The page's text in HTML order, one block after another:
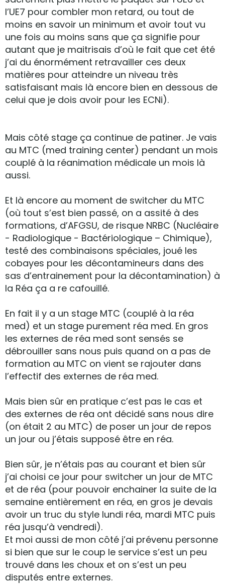
l’UE7 pour combler mon retard, ou tout de
moins en savoir un minimum et avoir tout vu
une fois au moins sans que ça signifie pour
autant que je maitrisais d’où le fait que cet été
j’ai du énormément retravailler ces deux
matières pour atteindre un niveau très
satisfaisant mais là encore bien en dessous de
celui que je dois avoir pour les ECNi).
Mais côté stage ça continue de patiner. Je vais
au MTC (med training center) pendant un mois
couplé à la réanimation médicale un mois là
aussi.
Et là encore au moment de switcher du MTC
(où tout s’est bien passé, on a assité à des
formations, d’AFGSU, de risque NRBC (Nucléaire
- Radiologique - Bactériologique – Chimique),
testé des combinaisons spéciales, joué les
cobayes pour les décontamineurs dans des
sas d’entrainement pour la décontamination) à
la Réa ça a re cafouillé.
En fait il y a un stage MTC (couplé à la réa
med) et un stage purement réa med. En gros
les externes de réa med sont sensés se
débrouiller sans nous puis quand on a pas de
formation au MTC on vient se rajouter dans
l’effectif des externes de réa med.
Mais bien sûr en pratique c’est pas le cas et
des externes de réa ont décidé sans nous dire
(on était 2 au MTC) de poser un jour de repos
un jour ou j’étais supposé être en réa.
Bien sûr, je n’étais pas au courant et bien sûr
j’ai choisi ce jour pour switcher un jour de MTC
et de réa (pour pouvoir enchainer la suite de la
semaine entièrement en réa, en gros je devais
avoir un truc du style lundi réa, mardi MTC puis
réa jusqu’à vendredi).
Et moi aussi de mon côté j’ai prévenu personne
si bien que sur le coup le service s’est un peu
trouvé dans les choux et on s’est un peu
disputés entre externes.